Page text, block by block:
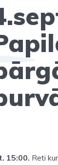
15:00. Reti